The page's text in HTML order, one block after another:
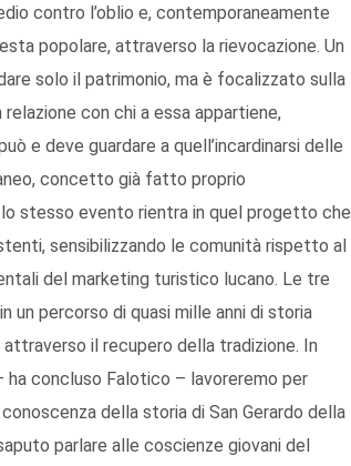
contro l’oblio e, contemporaneamente
popolare, attraverso la rievocazione. Un
solo il patrimonio, ma è focalizzato sulla
con chi a essa appartiene,
e deve guardare a quell’incardinarsi delle
concetto già fatto proprio
lo stesso evento rientra in quel progetto che
sensibilizzando le comunità rispetto al
del marketing turistico lucano. Le tre
percorso di quasi mille anni di storia
il recupero della tradizione. In
ha concluso Falotico – lavoreremo per
della storia di San Gerardo della
parlare alle coscienze giovani del